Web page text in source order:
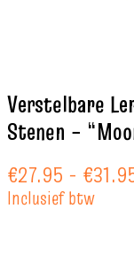
Verstelbare
Stenen –
€27.95 - €
Inclusief btw